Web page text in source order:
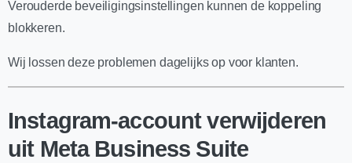
Verouderde beveiligingsinstellingen kunnen de koppeling
blokkeren.
Wij lossen deze problemen dagelijks op voor klanten.
Instagram-account verwijderen
uit Meta Business Suite